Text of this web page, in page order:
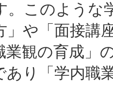
。このような
」や「面接講
業観の育成」
あり「学内職